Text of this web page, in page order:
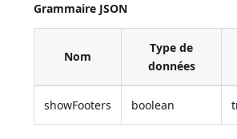
Grammaire JSON
Nom
Type de
données
showFooters boolean